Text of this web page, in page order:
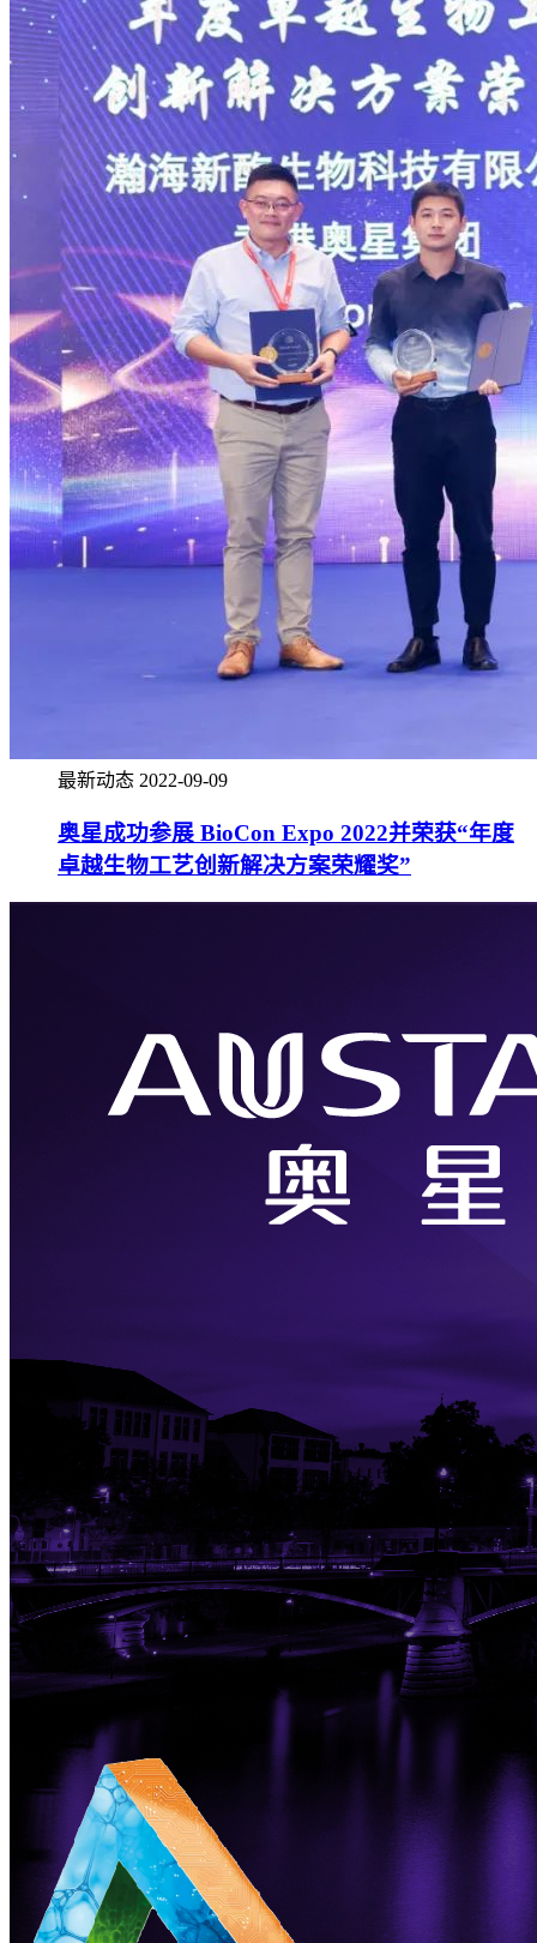
最新动态 2022-09-09
奥星成功参展 BioCon Expo 2022并荣获“年度
卓越生物工艺创新解决方案荣耀奖”